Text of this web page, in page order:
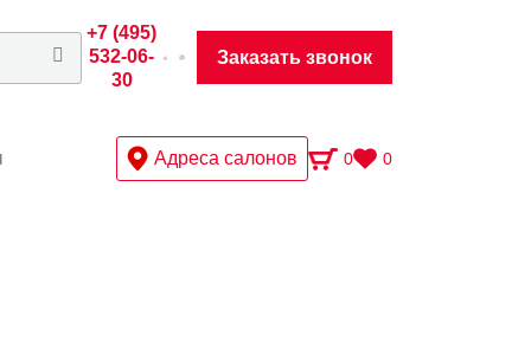
+7 (495)
532-06-
30
Заказать звонок
Адреса салонов 0 0